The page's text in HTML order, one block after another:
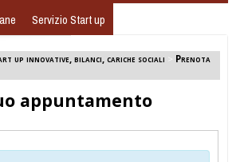
Servizio Start up
up innovative, bilanci, cariche sociali > Prenota
appuntamento